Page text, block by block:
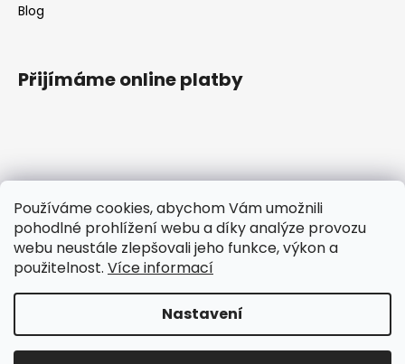
Používáme cookies, abychom Vám umožnili
pohodlné prohlížení webu a díky analýze provozu
webu neustále zlepšovali jeho funkce, výkon a
použitelnost. Více informací
Nastavení
Blog
Přijímáme online platby
tomas@ttcokolada.cz
+420 732675920
Čokoládové nářadí
ttcoko